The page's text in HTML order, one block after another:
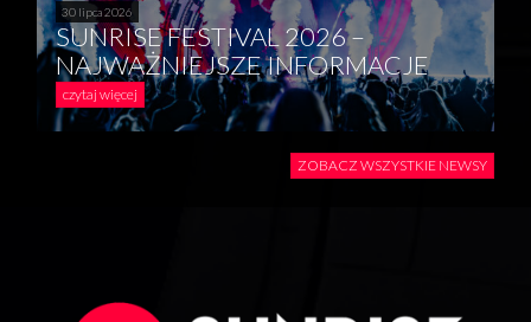
30 lipca 2026
SUNRISE FESTIVAL 2026 –
NAJWAŻNIEJSZE INFORMACJE
czytaj więcej
ZOBACZ WSZYSTKIE NEWSY